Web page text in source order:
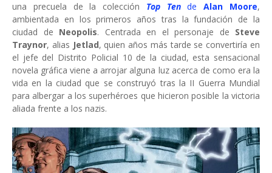
una precuela de la colección Top TendeAlan Moore,
ambientada en los primeros años tras la fundación de la
ciudad de Neopolis. Centrada en el personaje de Steve
Traynor, alias Jetlad, quien años más tarde se convertiría en
el jefe del Distrito Policial 10 de la ciudad, esta sensacional
novela gráfica viene a arrojar alguna luz acerca de como era la
vida en la ciudad que se construyó tras la II Guerra Mundial
para albergar a los superhéroes que hicieron posible la victoria
aliada frente a los nazis.